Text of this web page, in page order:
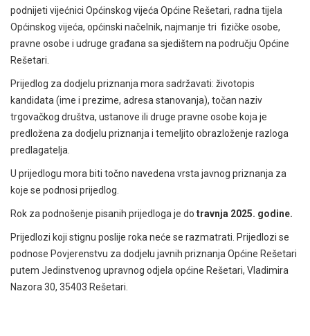
podnijeti vijećnici Općinskog vijeća Općine Rešetari, radna tijela
Općinskog vijeća, općinski načelnik, najmanje tri fizičke osobe,
pravne osobe i udruge građana sa sjedištem na području Općine
Rešetari.
Prijedlog za dodjelu priznanja mora sadržavati: životopis
kandidata (ime i prezime, adresa stanovanja), točan naziv
trgovačkog društva, ustanove ili druge pravne osobe koja je
predložena za dodjelu priznanja i temeljito obrazloženje razloga
predlagatelja.
U prijedlogu mora biti točno navedena vrsta javnog priznanja za
koje se podnosi prijedlog.
Rok za podnošenje pisanih prijedloga je do travnja 2025. godine.
Prijedlozi koji stignu poslije roka neće se razmatrati. Prijedlozi se
podnose Povjerenstvu za dodjelu javnih priznanja Općine Rešetari
putem Jedinstvenog upravnog odjela općine Rešetari, Vladimira
Nazora 30, 35403 Rešetari.